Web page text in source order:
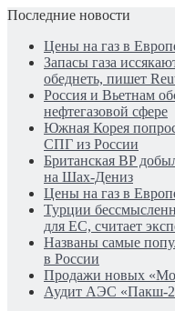
Последние новости
Цены на газ в
Запасы газа
обеднеть, пишет
Россия и Вьетнам
нефтегазовой сфере
Южная Корея
СПГ из России
Британская BP
на Шах-Дениз
Цены на газ в
Турции
для ЕС, считает
Названы самые
в России
Продажи новых
Аудит АЭС «Пакш-